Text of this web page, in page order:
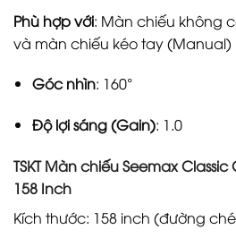
Phù hợp với: Màn chiếu không
và màn chiếu kéo tay (Manual)
Góc nhìn: 160°
Độ lợi sáng (Gain): 1.0
TSKT Màn chiếu Seemax Classic
158 Inch
Kích thước: 158 inch (đường